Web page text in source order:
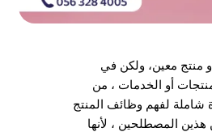
منتج معين، ولكن في
أو الخدمات ، من
شاملة لفهم وظائف المنتج
المصطلحين ، لأنها